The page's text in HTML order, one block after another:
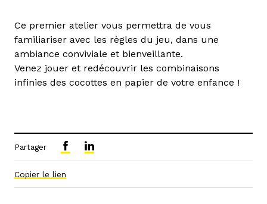
Ce premier atelier vous permettra de vous
familiariser avec les règles du jeu, dans une
ambiance conviviale et bienveillante.
Venez jouer et redécouvrir les combinaisons
infinies des cocottes en papier de votre enfance !
Partager
Copier le lien